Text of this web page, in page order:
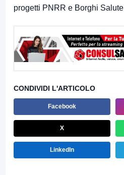
progetti PNRR e Borghi
CONDIVIDI L'ARTICOLO
Facebook
X
LinkedIn